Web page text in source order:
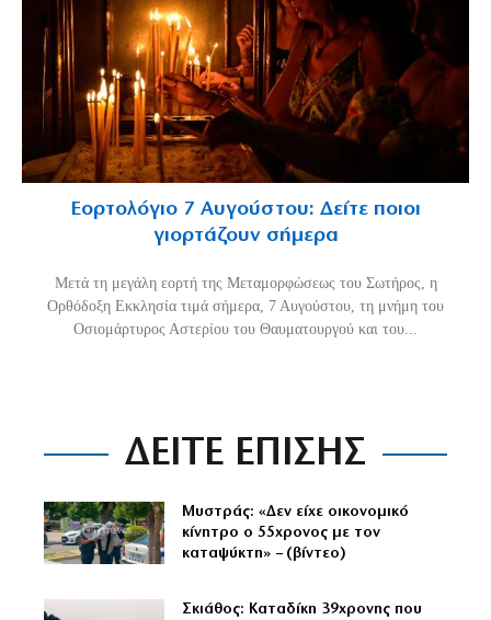
Εορτολόγιο 7 Αυγούστου: Δείτε ποιοι
γιορτάζουν σήμερα
Μετά τη μεγάλη εορτή της Μεταμορφώσεως του Σωτήρος, η
Ορθόδοξη Εκκλησία τιμά σήμερα, 7 Αυγούστου, τη μνήμη του
Οσιομάρτυρος Αστερίου του Θαυματουργού και του...
ΔΕΙΤΕ ΕΠΙΣΗΣ
Μυστράς: «Δεν είχε οικονομικό
κίνητρο ο 55χρονος με τον
καταψύκτη» – (βίντεο)
Σκιάθος: Καταδίκη 39χρονης που